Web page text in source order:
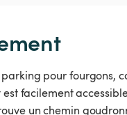
parking pour
facilement
un chemin